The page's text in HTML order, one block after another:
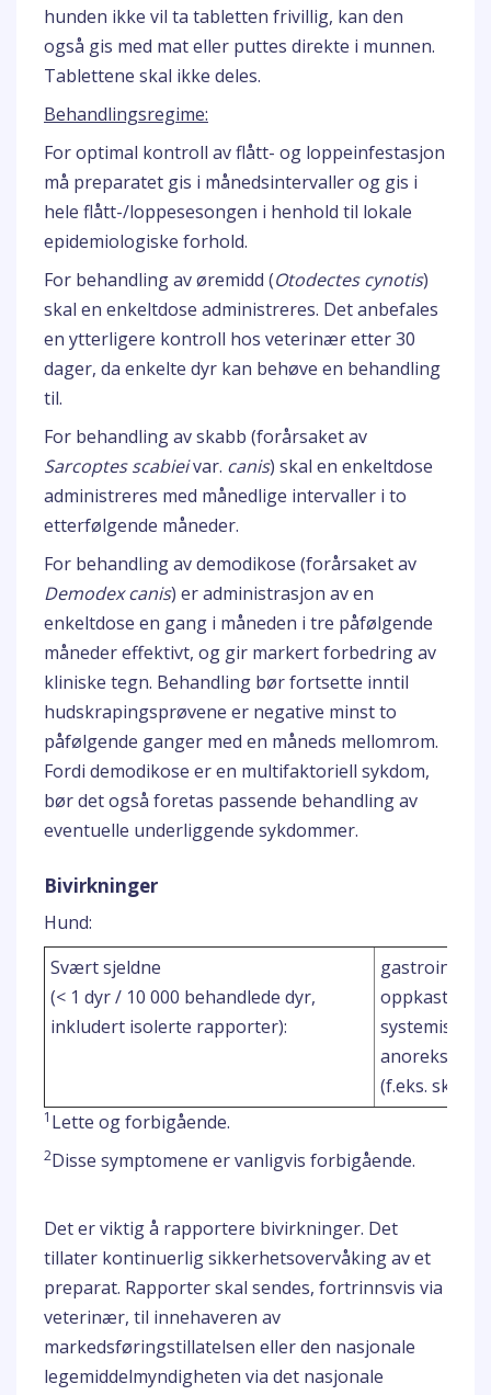
hunden ikke vil ta tabletten frivillig, kan den
også gis med mat eller puttes direkte i munnen.
Tablettene skal ikke deles.
Behandlingsregime:
For optimal kontroll av flått- og loppeinfestasjon
må preparatet gis i månedsintervaller og gis i
hele flått-/loppesesongen i henhold til lokale
epidemiologiske forhold.
For behandling av øremidd (Otodectes cynotis)
skal en enkeltdose administreres. Det anbefales
en ytterligere kontroll hos veterinær etter 30
dager, da enkelte dyr kan behøve en behandling
til.
For behandling av skabb (forårsaket av
Sarcoptes scabieivar. canis) skal en enkeltdose
administreres med månedlige intervaller i to
etterfølgende måneder.
For behandling av demodikose (forårsaket av
Demodex canis) er administrasjon av en
enkeltdose en gang i måneden i tre påfølgende
måneder effektivt, og gir markert forbedring av
kliniske tegn. Behandling bør fortsette inntil
hudskrapingsprøvene er negative minst to
påfølgende ganger med en måneds mellomrom.
Fordi demodikose er en multifaktoriell sykdom,
bør det også foretas passende behandling av
eventuelle underliggende sykdommer.
Bivirkninger
Hund:
Svært sjeldne
(< 1 dyr / 10 000 behandlede dyr,
inkludert isolerte rapporter):
oppkast,
systemiske
anoreksi)
(f.eks.
1 Lette og forbigående.
2Disse symptomene er vanligvis forbigående.
Det er viktig å rapportere bivirkninger. Det
tillater kontinuerlig sikkerhetsovervåking av et
preparat. Rapporter skal sendes, fortrinnsvis via
veterinær, til innehaveren av
markedsføringstillatelsen eller den nasjonale
legemiddelmyndigheten via det nasjonale